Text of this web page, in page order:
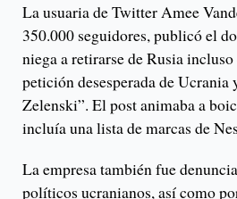
La usuaria de Twitter Amee
350.000 seguidores, publicó el
niega a retirarse de Rusia incluso
petición desesperada de Ucrania
Zelenski”. El post animaba a
incluía una lista de marcas de
La empresa también fue
políticos ucranianos, así como